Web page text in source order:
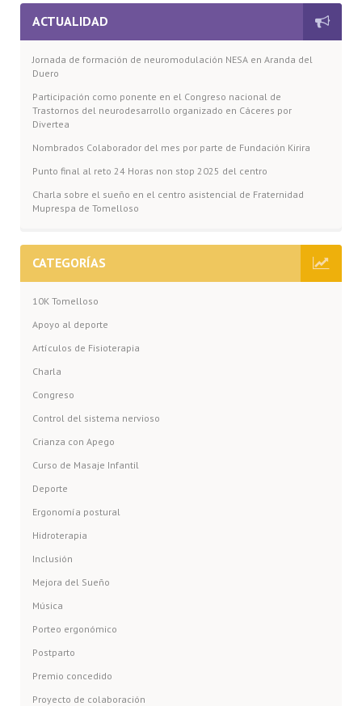
ACTUALIDAD
Jornada de formación de neuromodulación NESA en Aranda del
Duero
Participación como ponente en el Congreso nacional de
Trastornos del neurodesarrollo organizado en Cáceres por
Divertea
Nombrados Colaborador del mes por parte de Fundación Kirira
Punto final al reto 24 Horas non stop 2025 del centro
Charla sobre el sueño en el centro asistencial de Fraternidad
Muprespa de Tomelloso
CATEGORÍAS
10K Tomelloso
Apoyo al deporte
Artículos de Fisioterapia
Charla
Congreso
Control del sistema nervioso
Crianza con Apego
Curso de Masaje Infantil
Deporte
Ergonomía postural
Hidroterapia
Inclusión
Mejora del Sueño
Música
Porteo ergonómico
Postparto
Premio concedido
Proyecto de colaboración